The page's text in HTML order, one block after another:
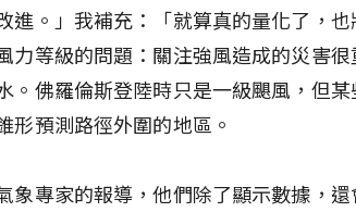
進。」我補充：「就算真的量化了，
力等級的問題：關注強風造成的災害
。佛羅倫斯登陸時只是一級颶風，但
形預測路徑外圍的地區。
象專家的報導，他們除了顯示數據，